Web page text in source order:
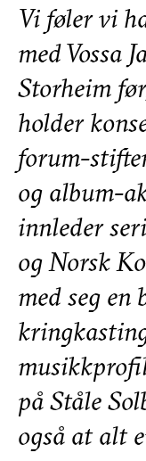
Vi føler vi
med Vossa
Storheim
holder
forum-
og album-
innleder
og Norsk
med seg
på Ståle
også at alt